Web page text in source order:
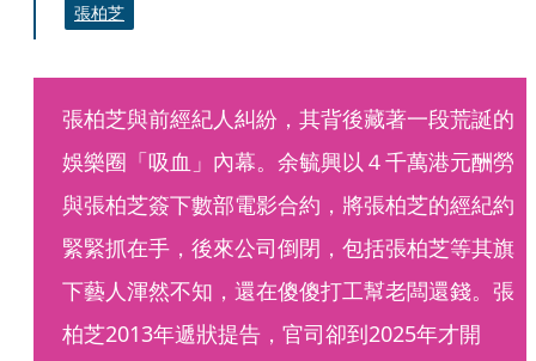
張柏芝
張柏芝與前經紀人糾紛，其背後藏著一段荒誕的
娛樂圈「吸血」內幕。余毓興以４千萬港元酬勞
與張柏芝簽下數部電影合約，將張柏芝的經紀約
緊緊抓在手，後來公司倒閉，包括張柏芝等其旗
下藝人渾然不知，還在傻傻打工幫老闆還錢。張
柏芝2013年遞狀提告，官司卻到2025年才開